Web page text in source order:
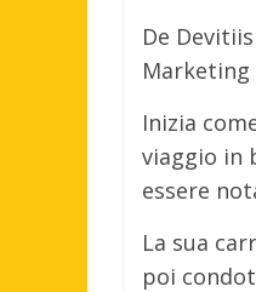
De
Marketing
Inizia
viaggio in
essere
La sua
poi